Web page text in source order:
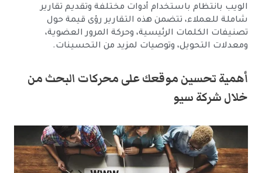
الويب بانتظام باستخدام أدوات مختلفة وتقديم تقارير
شاملة للعملاء، تتضمن هذه التقارير رؤى قيمة حول
تصنيفات الكلمات الرئيسية، وحركة المرور العضوية،
ومعدلات التحويل، وتوصيات لمزيد من التحسينات.
أهمية تحسين موقعك على محركات البحث من
خلال شركة سيو